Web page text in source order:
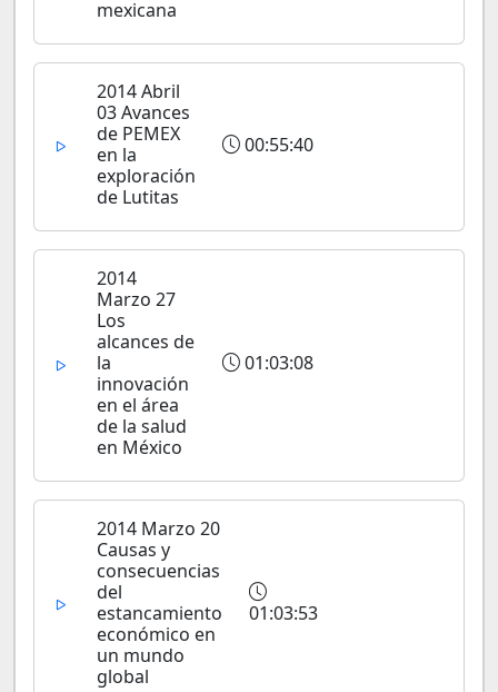
mexicana
2014 Abril
03 Avances
de PEMEX
en la
exploración
de Lutitas
00:55:40
2014
Marzo 27
Los
alcances de
la
innovación
en el área
de la salud
en México
01:03:08
2014 Marzo 20
Causas y
consecuencias
del
estancamiento
económico en
un mundo
global
01:03:53